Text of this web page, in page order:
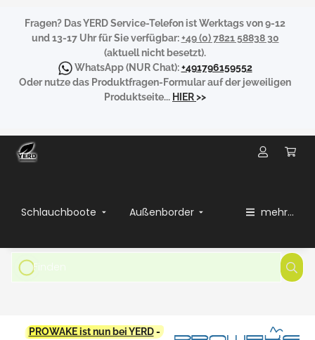
Fragen? Das YERD Service-Telefon ist Werktags von 9-12
und 13-17 Uhr für Sie verfügbar:+49 (0) 7821 58838 30
(aktuell nicht besetzt).
WhatsApp(NUR Chat):+491796159552
Oder nutze das Produktfragen-Formular auf der jeweiligen
Produktseite... HIER>>
Schlauchboote Außenborder mehr...
PROWAKE ist nun bei YERD-